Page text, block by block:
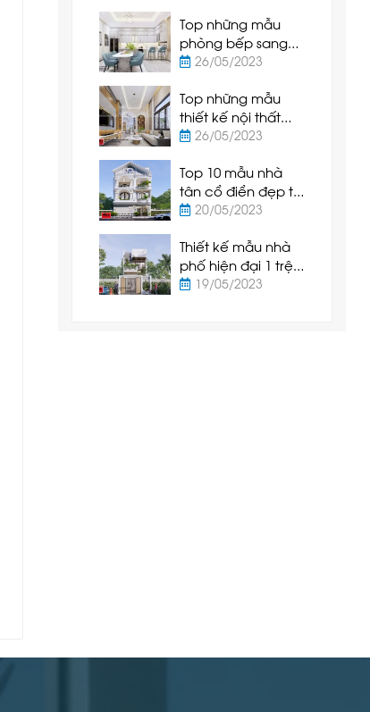
Top những mẫu
phòng bếp sang
trọng và hiện đại
nhất hiện nay
26/05/2023
Top những mẫu
thiết kế nội thất
phòng khách hiện
nhất hiện nay
26/05/2023
Top 10 mẫu nhà
tân cổ điển đẹp tại
Phan Thiết - Bình
20/05/2023
Thiết kế mẫu nhà
phố hiện đại 1 trệt
1 lầu tại Tuy Phong
19/05/2023